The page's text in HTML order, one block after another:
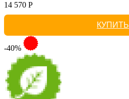
14 570 Р
КУПИТЬ
-40%